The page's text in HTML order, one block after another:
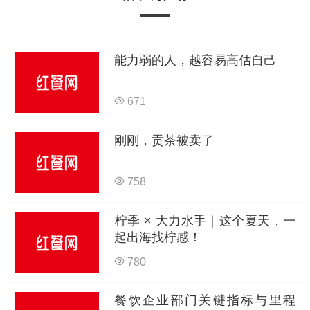
能力弱的人，越容易高估自己
671
刚刚，贡茶被卖了
758
柠季 × 大力水手｜这个夏天，一
起出海找柠感！
780
餐饮企业部门关键指标与里程